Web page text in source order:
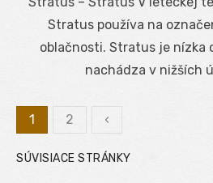
Stratus používa na
oblačnosti. Stratus je nízka
nachádza v nižších
Stránkovanie
príspevkov
1 2 ‹
SÚVISIACE STRÁNKY